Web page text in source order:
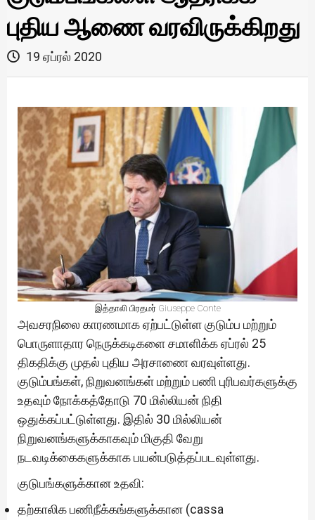
புதிய ஆணை வரவிருக்கிறது
19 ஏப்ரல் 2020
இத்தாலி பிரதமர் Giuseppe Conte
அவசரநிலை காரணமாக ஏற்பட்டுள்ள குடும்ப மற்றும்
பொருளாதார நெருக்கடிகளை சமாளிக்க ஏப்ரல் 25
திகதிக்கு முதல் புதிய அரசாணை வரவுள்ளது.
குடும்பங்கள், நிறுவனங்கள் மற்றும் பணி புரிபவர்களுக்கு
உதவும் நோக்கத்தோடு 70 மில்லியன் நிதி
ஒதுக்கப்பட்டுள்ளது. இதில் 30 மில்லியன்
நிறுவனங்களுக்காகவும் மிகுதி வேறு
நடவடிக்கைகளுக்காக பயன்படுத்தப்படவுள்ளது.
குடுபங்களுக்கான உதவி:
தற்காலிக பணிநீக்கங்களுக்கான (cassa